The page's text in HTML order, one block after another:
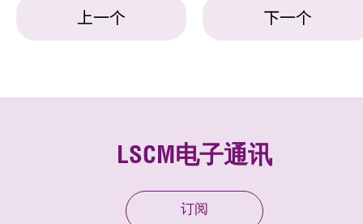
上一个 下一个
LSCM电子通讯
订阅